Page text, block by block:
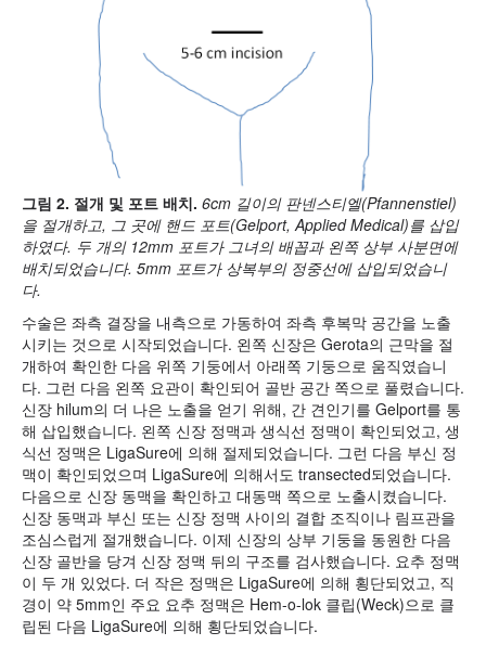
그림 2. 절개 및 포트 배치. 6cm 길이의 판넨스티엘(Pfannenstiel)
을 절개하고, 그 곳에 핸드 포트(Gelport, Applied Medical)를 삽입
하였다. 두 개의 12mm 포트가 그녀의 배꼽과 왼쪽 상부 사분면에
배치되었습니다. 5mm 포트가 상복부의 정중선에 삽입되었습니
다.
수술은 좌측 결장을 내측으로 가동하여 좌측 후복막 공간을 노출
시키는 것으로 시작되었습니다. 왼쪽 신장은 Gerota의 근막을 절
개하여 확인한 다음 위쪽 기둥에서 아래쪽 기둥으로 움직였습니
다. 그런 다음 왼쪽 요관이 확인되어 골반 공간 쪽으로 풀렸습니다.
신장 hilum의 더 나은 노출을 얻기 위해, 간 견인기를 Gelport를 통
해 삽입했습니다. 왼쪽 신장 정맥과 생식선 정맥이 확인되었고, 생
식선 정맥은 LigaSure에 의해 절제되었습니다. 그런 다음 부신 정
맥이 확인되었으며 LigaSure에 의해서도 transected되었습니다.
다음으로 신장 동맥을 확인하고 대동맥 쪽으로 노출시켰습니다.
신장 동맥과 부신 또는 신장 정맥 사이의 결합 조직이나 림프관을
조심스럽게 절개했습니다. 이제 신장의 상부 기둥을 동원한 다음
신장 골반을 당겨 신장 정맥 뒤의 구조를 검사했습니다. 요추 정맥
이 두 개 있었다. 더 작은 정맥은 LigaSure에 의해 횡단되었고, 직
경이 약 5mm인 주요 요추 정맥은 Hem-o-lok 클립(Weck)으로 클
립된 다음 LigaSure에 의해 횡단되었습니다.